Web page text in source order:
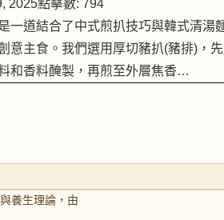
2025點擊數: 794
一道結合了中式煎扒技巧與韓式清湯
意主食。我們選用厚切豬扒(豬排)，
和香料醃製，再煎至外層焦香…
養生理論，由